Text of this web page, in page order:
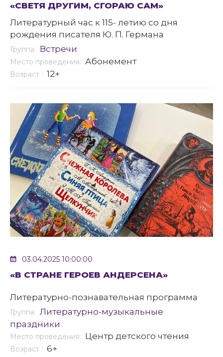
«СВЕТЯ ДРУГИМ, СГОРАЮ САМ»
Литературный час к 115- летию со дня
рождения писателя Ю. П. Германа
Группа: Встречи
Место проведения: Абонемент
Возраст : 12+
03.04.2025 10:00:00
«В СТРАНЕ ГЕРОЕВ АНДЕРСЕНА»
Литературно-познавательная программа
Группа: Литературно-музыкальные
праздники
Место проведения: Центр детского чтения
Возраст : 6+